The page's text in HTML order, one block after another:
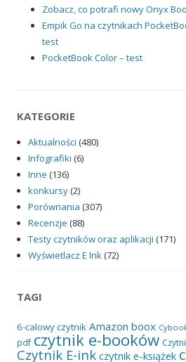
Zobacz, co potrafi nowy Onyx
Empik Go na czytnikach
test
PocketBook Color – test
KATEGORIE
Aktualności (480)
Infografiki (6)
Inne (136)
konkursy(2)
Porównania (307)
Recenzje (88)
Testy czytników oraz aplikacji (171)
Wyświetlacz E Ink(72)
TAGI
6-calowy czytnik Amazon boox
pdf czytnik e-booków
Czytnik E-ink czytnik e-książek